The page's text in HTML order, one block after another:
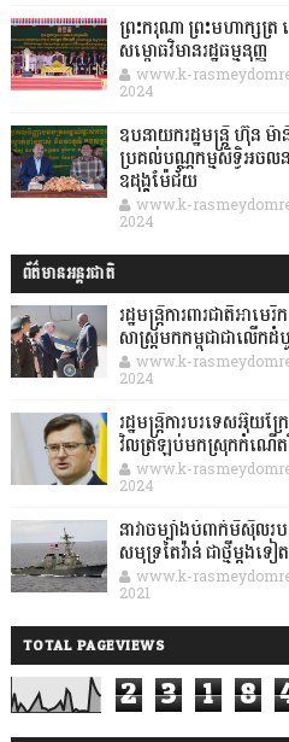
ព្រះករុណា ព្រះមហាក្សត្រ
សម្ពោធវិមានរដ្ឋធម្មនុញ្ញ
www.k-
2024
ឧបនាយករដ្ឋមន្ដ្រី ហ៊ុន ម៉
ប្រគល់បណ្ណកម្មសិទ្ធិអចល
ឧដុង្គម៉ែជ័យ
www.k-
2024
ព័ត៌មានអន្តរជាតិ
រដ្ឋមន្រ្តីការពារជាតិអាម
សាស្រ្តមកកម្ពុជាជាលើកដំបូ
www.k-
2024
រដ្ឋមន្ត្រីការបរទេសអ៊ុយក្
វិលត្រឡប់មកស្រុកកំណើ
www.k-
2024
នាវាចម្បាំងបំពាក់មីស៊ីលរ
សមុទ្រតៃវ៉ាន់ ជាថ្មីម្តងទ
www.k-
2021
TOTAL PAGEVIEWS
2 3 1 8